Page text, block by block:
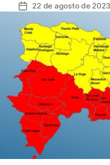
c
e
b
o
o
k
er
Fecha
la
entrada
22 de agosto de 2023